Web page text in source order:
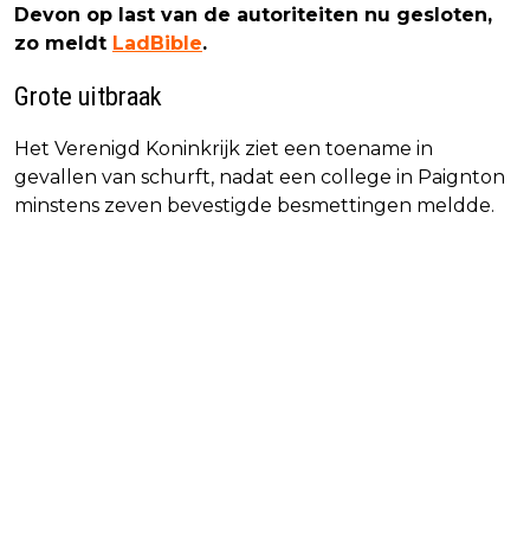
Devon op last van de autoriteiten nu gesloten,
zo meldt LadBible.
Grote uitbraak
Het Verenigd Koninkrijk ziet een toename in
gevallen van schurft, nadat een college in Paignton
minstens zeven bevestigde besmettingen meldde.